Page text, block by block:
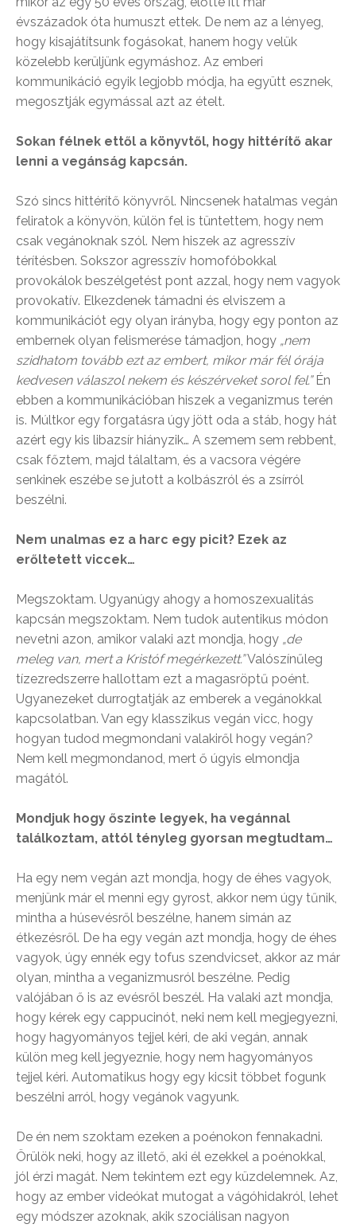
évszázadok óta humuszt ettek. De nem az a lényeg,
hogy kisajátítsunk fogásokat, hanem hogy velük
közelebb kerüljünk egymáshoz. Az emberi
kommunikáció egyik legjobb módja, ha együtt esznek,
megosztják egymással azt az ételt.
Sokan félnek ettől a könyvtől, hogy hittérítő akar
lenni a vegánság kapcsán.
Szó sincs hittérítő könyvről. Nincsenek hatalmas vegán
feliratok a könyvön, külön fel is tüntettem, hogy nem
csak vegánoknak szól. Nem hiszek az agresszív
térítésben. Sokszor agresszív homofóbokkal
provokálok beszélgetést pont azzal, hogy nem vagyok
provokatív. Elkezdenek támadni és elviszem a
kommunikációt egy olyan irányba, hogy egy ponton az
embernek olyan felismerése támadjon, hogy „nem
szidhatom tovább ezt az embert, mikor már fél órája
kedvesen válaszol nekem és készérveket sorol fel.”Én
ebben a kommunikációban hiszek a veganizmus terén
is. Múltkor egy forgatásra úgy jött oda a stáb, hogy hát
azért egy kis libazsír hiányzik… A szemem sem rebbent,
csak főztem, majd tálaltam, és a vacsora végére
senkinek eszébe se jutott a kolbászról és a zsírról
beszélni.
Nem unalmas ez a harc egy picit? Ezek az
erőltetett viccek…
Megszoktam. Ugyanúgy ahogy a homoszexualitás
kapcsán megszoktam. Nem tudok autentikus módon
nevetni azon, amikor valaki azt mondja, hogy „de
meleg van, mert a Kristóf megérkezett.”Valószínűleg
tízezredszerre hallottam ezt a magasröptű poént.
Ugyanezeket durrogtatják az emberek a vegánokkal
kapcsolatban. Van egy klasszikus vegán vicc, hogy
hogyan tudod megmondani valakiről hogy vegán?
Nem kell megmondanod, mert ő úgyis elmondja
magától.
Mondjuk hogy őszinte legyek, ha vegánnal
találkoztam, attól tényleg gyorsan megtudtam…
Ha egy nem vegán azt mondja, hogy de éhes vagyok,
menjünk már el menni egy gyrost, akkor nem úgy tűnik,
mintha a húsevésről beszélne, hanem simán az
étkezésről. De ha egy vegán azt mondja, hogy de éhes
vagyok, úgy ennék egy tofus szendvicset, akkor az már
olyan, mintha a veganizmusról beszélne. Pedig
valójában ő is az evésről beszél. Ha valaki azt mondja,
hogy kérek egy cappucinót, neki nem kell megjegyezni,
hogy hagyományos tejjel kéri, de aki vegán, annak
külön meg kell jegyeznie, hogy nem hagyományos
tejjel kéri. Automatikus hogy egy kicsit többet fogunk
beszélni arról, hogy vegánok vagyunk.
De én nem szoktam ezeken a poénokon fennakadni.
Örülök neki, hogy az illető, aki él ezekkel a poénokkal,
jól érzi magát. Nem tekintem ezt egy küzdelemnek. Az,
hogy az ember videókat mutogat a vágóhidakról, lehet
egy módszer azoknak, akik szociálisan nagyon